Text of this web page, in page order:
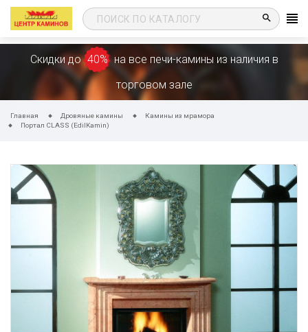
search
Скидки до 40% на все печи-камины из наличия в
торговом зале
Главная Дровяные камины
Камины из мрамора
Портал CLASS (EdilKamin)